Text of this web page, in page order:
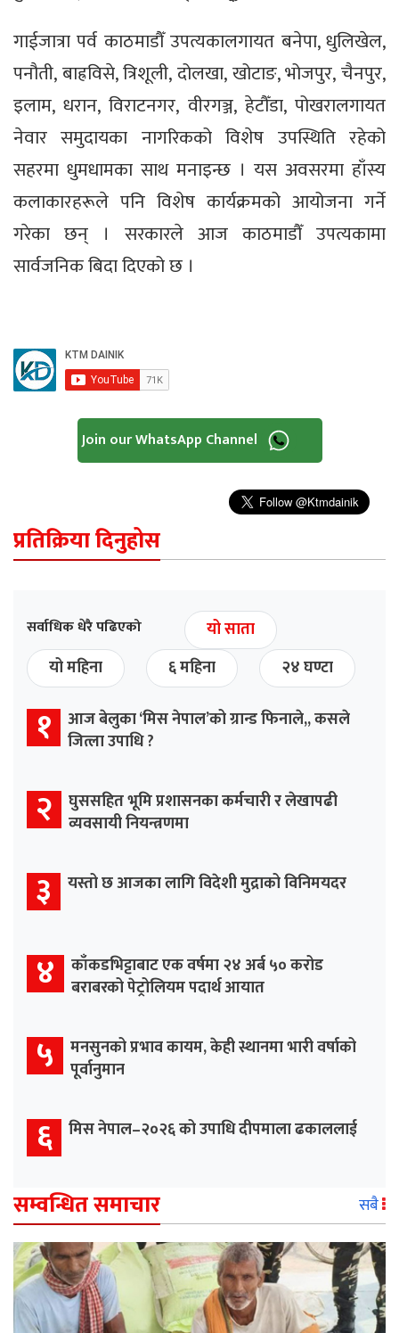
गाईजात्रा पर्व काठमाडौँ उपत्यकालगायत बनेपा, धुलिखेल,
पनौती, बाह्रविसे, त्रिशूली, दोलखा, खोटाङ, भोजपुर, चैनपुर,
इलाम, धरान, विराटनगर, वीरगञ्ज, हेटौँडा, पोखरालगायत
नेवार समुदायका नागरिकको विशेष उपस्थिति रहेको
सहरमा धुमधामका साथ मनाइन्छ । यस अवसरमा हाँस्य
कलाकारहरूले पनि विशेष कार्यक्रमको आयोजना गर्ने
गरेका छन् । सरकारले आज काठमाडौँ उपत्यकामा
सार्वजनिक बिदा दिएको छ ।
Join our WhatsApp Channel
प्रतिक्रिया दिनुहोस
सर्वाधिक धेरै पढिएको
यो साता
यो महिना
६ महिना २४ घण्टा
१ आज बेलुका ‘मिस नेपाल’को ग्रान्ड फिनाले,, कसले
जित्ला उपाधि ?
२ घुससहित भूमि प्रशासनका कर्मचारी र लेखापढी
व्यवसायी नियन्त्रणमा
३ यस्तो छ आजका लागि विदेशी मुद्राको विनिमयदर
४ काँकडभिट्टाबाट एक वर्षमा २४ अर्ब ५० करोड
बराबरको पेट्रोलियम पदार्थ आयात
५ मनसुनको प्रभाव कायम, केही स्थानमा भारी वर्षाको
पूर्वानुमान
६ मिस नेपाल–२०२६ को उपाधि दीपमाला ढकाललाई
सम्वन्धित समाचार सबै